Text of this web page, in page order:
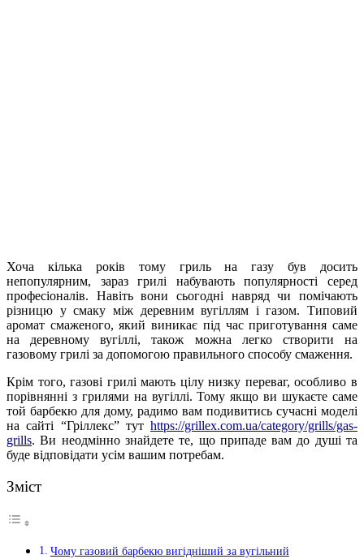
Хоча кілька років тому гриль на газу був досить
непопулярним, зараз грилі набувають популярності серед
професіоналів. Навіть вони сьогодні навряд чи помічають
різницю у смаку між деревним вугіллям і газом. Типовий
аромат смаженого, який виникає під час приготування саме
на деревному вугіллі, також можна легко створити на
газовому грилі за допомогою правильного способу смаження.
Крім того, газові грилі мають цілу низку переваг, особливо в
порівнянні з грилями на вугіллі. Тому якщо ви шукаєте саме
той барбекю для дому, радимо вам подивитись сучасні моделі
на сайті “Гріллекс” тут https://grillex.com.ua/category/grills/gas-
grills. Ви неодмінно знайдете те, що припаде вам до душі та
буде відповідати усім вашим потребам.
Зміст
Чому газовий барбекю вигідніший за вугільний